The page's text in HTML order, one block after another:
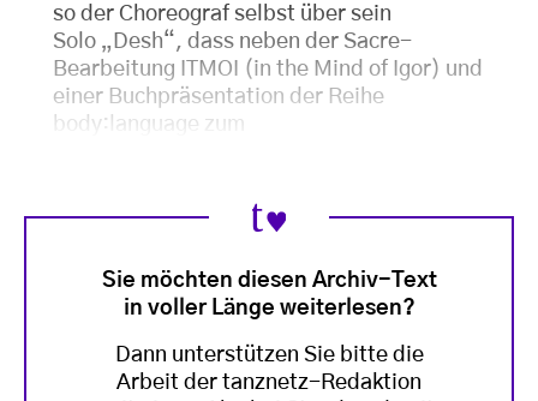
so der Choreograf selbst über sein
Solo „Desh“, dass neben der Sacre-
Bearbeitung ITMOI (in the Mind of Igor) und
einer Buchpräsentation der Reihe
body:language zum
Sie möchten diesen Archiv-Text
in voller Länge weiterlesen?
Dann unterstützen Sie bitte die
Arbeit der tanznetz-Redaktion